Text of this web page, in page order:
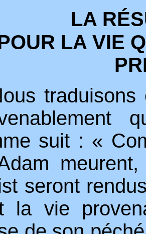
LA
LA VIE
suit : «
seront
la vie